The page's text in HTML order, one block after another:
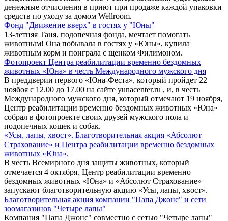
денежные отчисления в приют при продаже каждой упаковки
средств по уходу за домом Wellroom.
Фонд "Движение вверх" в гостях у "Юны"
13-летняя Таня, подопечная фонда, мечтает помогать
животным! Она побывала в гостях у «Юны», купила
животным корм и поиграла с щенком Филимоном.
Фотопроект Центра реабилитации временно бездомных
животных «Юна» в честь Международного мужского дня
В преддверии первого «Юна-Феста», который пройдет 22
ноябоя с 12.00 до 17.00 на сайте yunacenter.ru , и, в честь
Международного мужского дня, который отмечают 19 ноября,
Центр реабилитации временно бездомных животных «Юна»
собрал в фотопроекте своих друзей мужского пола и
подопечных кошек и собак.
«Усы, лапы, хвост». Благотворительная акция «Абсолют
Страхование» и Центра реабилитации временно бездомных
животных «Юна».
В честь Всемирного дня защиты животных, который
отмечается 4 октября¸ Центр реабилитации временно
бездомных животных «Юна» и «Абсолют Страхование»
запускают благотворительную акцию «Усы, лапы, хвост».
Благотворительная акция компании "Папа Джонс" и сети
зоомагазинов "Четыре лапы"
Компания "Папа Джонс" совместно с сетью "Четыре лапы"